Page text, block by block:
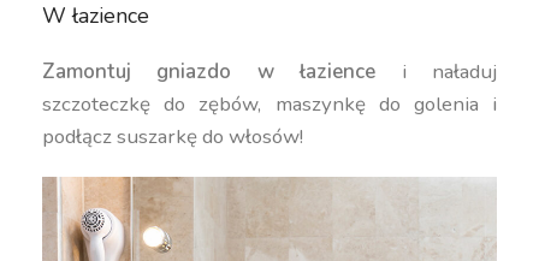
W łazience
Zamontuj gniazdo w łazience i naładuj
szczoteczkę do zębów, maszynkę do golenia i
podłącz suszarkę do włosów!